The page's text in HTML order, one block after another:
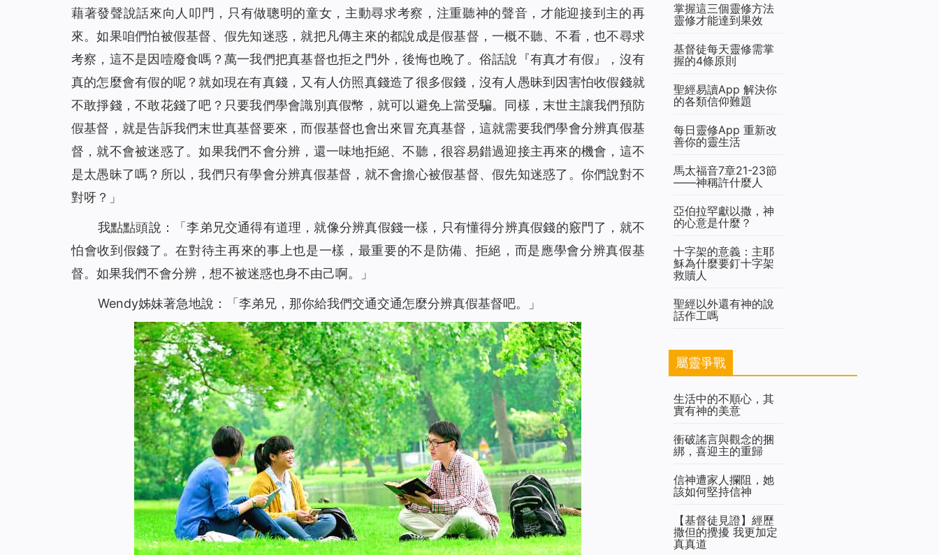
藉著發聲說話來向人叩門，只有做聰明的童女，主動尋求考察，注重聽神的聲音，才能迎接到主的再
來。如果咱們怕被假基督、假先知迷惑，就把凡傳主來的都說成是假基督，一概不聽、不看，也不尋求
考察，這不是因噎廢食嗎？萬一我們把真基督也拒之門外，後悔也晚了。俗話說『有真才有假』，沒有
真的怎麼會有假的呢？就如現在有真錢，又有人仿照真錢造了很多假錢，沒有人愚昧到因害怕收假錢就
不敢掙錢，不敢花錢了吧？只要我們學會識別真假幣，就可以避免上當受騙。同樣，末世主讓我們預防
假基督，就是告訴我們末世真基督要來，而假基督也會出來冒充真基督，這就需要我們學會分辨真假基
督，就不會被迷惑了。如果我們不會分辨，還一味地拒絕、不聽，很容易錯過迎接主再來的機會，這不
是太愚昧了嗎？所以，我們只有學會分辨真假基督，就不會擔心被假基督、假先知迷惑了。你們說對不
對呀？」
我點點頭說：「李弟兄交通得有道理，就像分辨真假錢一樣，只有懂得分辨真假錢的竅門了，就不
怕會收到假錢了。在對待主再來的事上也是一樣，最重要的不是防備、拒絕，而是應學會分辨真假基
督。如果我們不會分辨，想不被迷惑也身不由己啊。」
Wendy姊妹著急地說：「李弟兄，那你給我們交通交通怎麼分辨真假基督吧。」
掌握這三個靈修方法
靈修才能達到果效
基督徒每天靈修需掌
握的4條原則
聖經易讀App 解決你
的各類信仰難題
每日靈修App 重新改
善你的靈生活
馬太福音7章21-23節
——神稱許什麼人
亞伯拉罕獻以撒，神
的心意是什麼？
十字架的意義：主耶
穌為什麼要釘十字架
救贖人
聖經以外還有神的說
話作工嗎
屬靈爭戰
生活中的不順心，其
實有神的美意
衝破謠言與觀念的捆
綁，喜迎主的重歸
信神遭家人攔阻，她
該如何堅持信神
【基督徒見證】經歷
撒但的攪擾 我更加定
真真道